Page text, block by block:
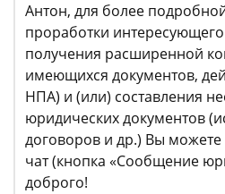
Антон, для более
проработки
получения расширенной
имеющихся документов,
НПА) и (или) составления
юридических документов
договоров и др.) Вы можете
чат (кнопка «Сообщение
доброго!